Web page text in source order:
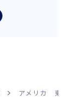
アメリカ 東